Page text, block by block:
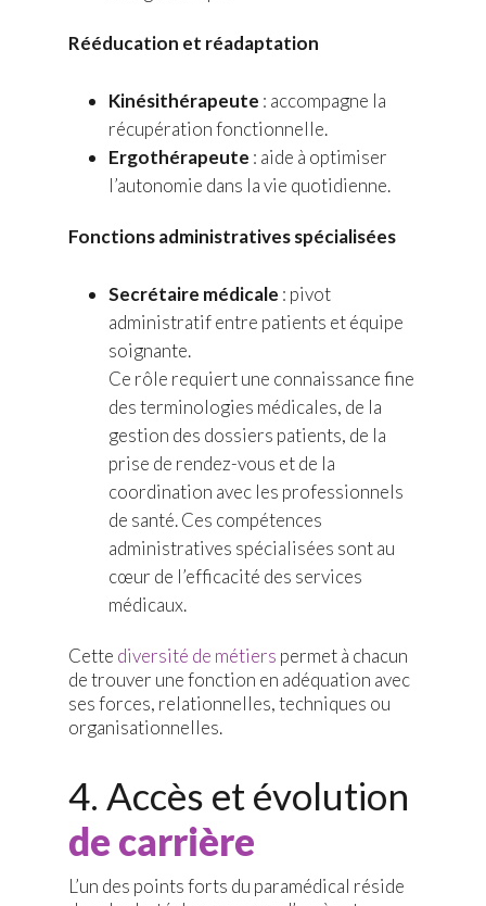
Rééducation et réadaptation
Kinésithérapeute : accompagne la
récupération fonctionnelle.
Ergothérapeute : aide à optimiser
l’autonomie dans la vie quotidienne.
Fonctions administratives spécialisées
Secrétaire médicale : pivot
administratif entre patients et équipe
soignante.
Ce rôle requiert une connaissance fine
des terminologies médicales, de la
gestion des dossiers patients, de la
prise de rendez-vous et de la
coordination avec les professionnels
de santé. Ces compétences
administratives spécialisées sont au
cœur de l’efficacité des services
médicaux.
Cette diversité de métiers permet à chacun
de trouver une fonction en adéquation avec
ses forces, relationnelles, techniques ou
organisationnelles.
4. Accès et évolution
de carrière
L’un des points forts du paramédical réside